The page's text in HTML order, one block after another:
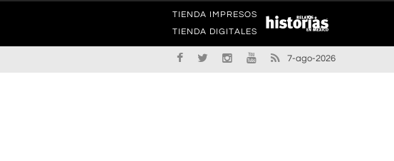
TIENDA IMPRESOS
TIENDA DIGITALES
7-ago-2026